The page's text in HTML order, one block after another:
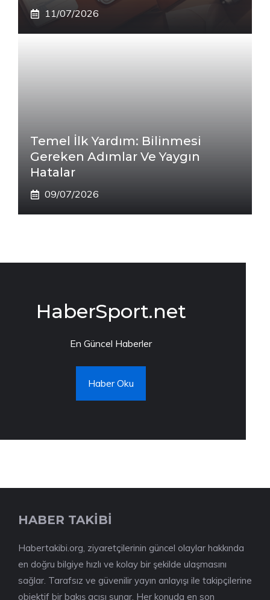
11/07/2026
Temel İlk Yardım: Bilinmesi
Gereken Adımlar Ve Yaygın
Hatalar
09/07/2026
HaberSport.net
En Güncel Haberler
Haber Oku
HABER TAKİBİ
Habertakibi.org, ziyaretçilerinin güncel olaylar hakkında
en doğru bilgiye hızlı ve kolay bir şekilde ulaşmasını
sağlar. Tarafsız ve güvenilir yayın anlayışı ile takipçilerine
objektif bir bakış açısı sunar. Her konuda en son